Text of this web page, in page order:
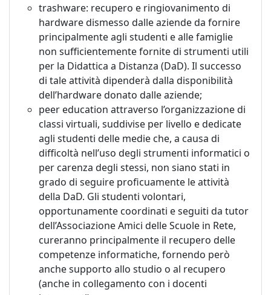
trashware: recupero e ringiovanimento di
hardware dismesso dalle aziende da fornire
principalmente agli studenti e alle famiglie
non sufficientemente fornite di strumenti utili
per la Didattica a Distanza (DaD). Il successo
di tale attività dipenderà dalla disponibilità
dell’hardware donato dalle aziende;
peer education attraverso l’organizzazione di
classi virtuali, suddivise per livello e dedicate
agli studenti delle medie che, a causa di
difficoltà nell’uso degli strumenti informatici o
per carenza degli stessi, non siano stati in
grado di seguire proficuamente le attività
della DaD. Gli studenti volontari,
opportunamente coordinati e seguiti da tutor
dell’Associazione Amici delle Scuole in Rete,
cureranno principalmente il recupero delle
competenze informatiche, fornendo però
anche supporto allo studio o al recupero
(anche in collegamento con i docenti